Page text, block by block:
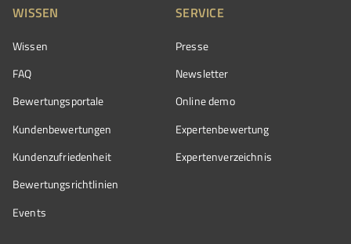
WISSEN
Wissen
FAQ
Bewertungsportale
Kundenbewertungen
Kundenzufriedenheit
Bewertungs­richtlinien
Events
SERVICE
Presse
Newsletter
Online demo
Expertenbewertung
Expertenverzeichnis